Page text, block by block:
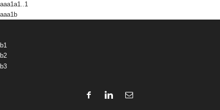
aaa1a1..1
aaa1b
b1
b2
b3